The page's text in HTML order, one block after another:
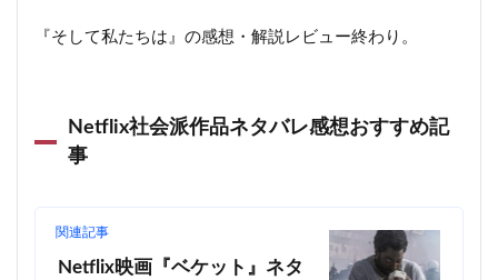
『そして私たちは』の感想・解説レビュー終わり。
Netflix社会派作品ネタバレ感想おすすめ記
事
関連記事
Netflix映画『ベケット』ネタ